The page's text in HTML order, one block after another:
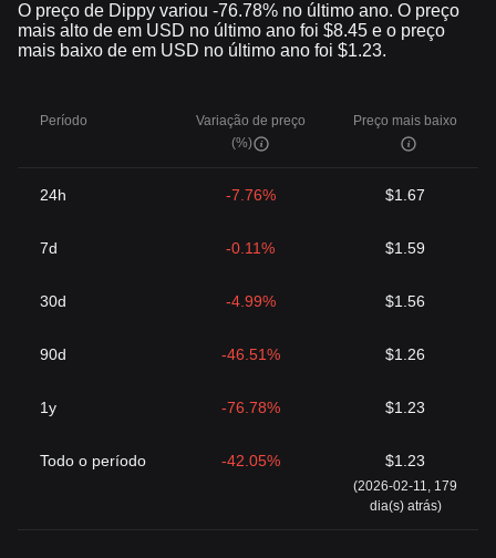
O preço de Dippy variou -76.78% no último ano. O preço
mais alto de em USD no último ano foi $8.45 e o preço
mais baixo de em USD no último ano foi $1.23.
Período
Variação de preço
(%)
Preço mais baixo
24h -7.76% $1.67
7d -0.11% $1.59
30d -4.99% $1.56
90d -46.51% $1.26
1y -76.78% $1.23
Todo o período -42.05% $1.23
(2026-02-11, 179
dia(s) atrás)